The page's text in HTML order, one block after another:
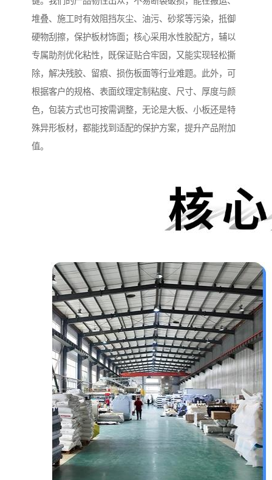
堆叠、施工时有效阻挡灰尘、油污、砂浆等污染，抵御
硬物刮擦，保护板材饰面；核心采用水性胶配方，辅以
专属助剂优化粘性，既保证贴合牢固，又能实现轻松撕
除，解决残胶、留痕、损伤板面等行业难题。此外，可
根据客户的规格、表面纹理定制粘度、尺寸、厚度与颜
色，包装方式也可按需调整，无论是大板、小板还是特
殊异形板材，都能找到适配的保护方案，提升产品附加
值。